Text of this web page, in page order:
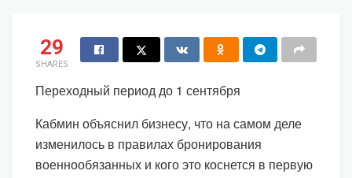
29
SHARES
Переходный период до 1 сентября
Кабмин объяснил бизнесу, что на самом деле
изменилось в правилах бронирования
военнообязанных и кого это коснется в первую